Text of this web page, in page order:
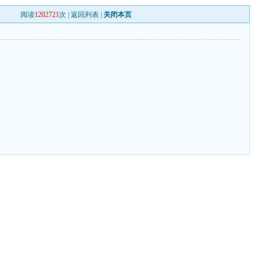
阅读1202721次 |返回列表 关闭本页